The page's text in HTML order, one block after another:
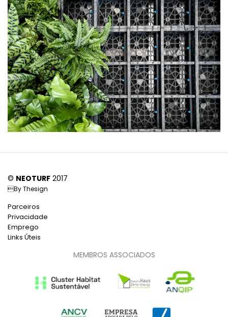
© NEOTURF 2017
ByThesign
Parceiros
Privacidade
Emprego
Links Úteis
MEMBROS ASSOCIADOS